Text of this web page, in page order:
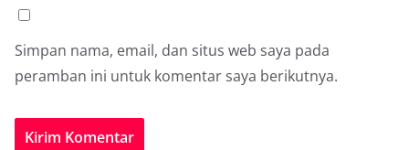
Simpan nama, email, dan situs web saya pada
peramban ini untuk komentar saya berikutnya.